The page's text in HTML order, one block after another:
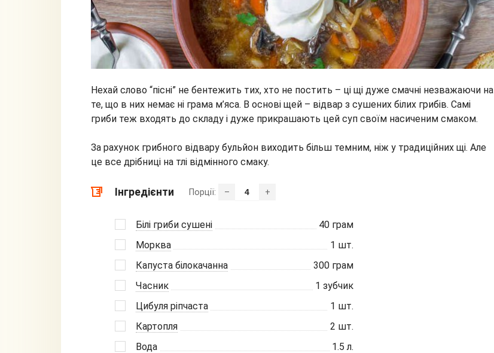
Нехай слово “пісні” не бентежить тих, хто не постить – ці щі дуже смачні незважаючи на
те, що в них немає ні грама м’яса. В основі щей – відвар з сушених білих грибів. Самі
гриби теж входять до складу і дуже прикрашають цей суп своїм насиченим смаком.
За рахунок грибного відвару бульйон виходить більш темним, ніж у традиційних щі. Але
це все дрібниці на тлі відмінного смаку.
Інгредієнти Порції: – +
Білі гриби сушені 40 грам
Морква
1 шт.
Капуста білокачанна
300 грам
Часник
1 зубчик
Цибуля ріпчаста
1 шт.
Картопля
2 шт.
Вода
1.5 л.